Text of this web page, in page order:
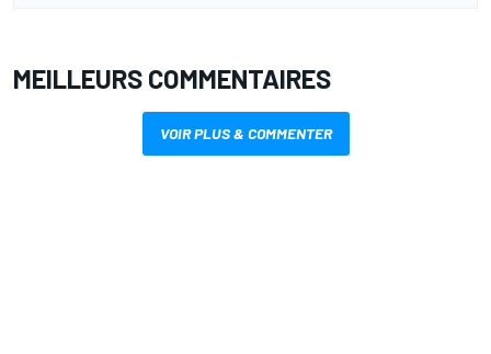
MEILLEURS COMMENTAIRES
VOIR PLUS & COMMENTER